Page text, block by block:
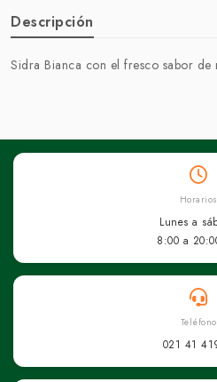
Descripción
Sidra Bianca con el fresco sabor de
Horarios
Lunes a
8:00 a
Teléfono
021 41